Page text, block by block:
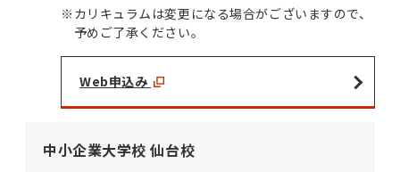
※ カリキュラムは変更になる場合がございますので、
予めご了承ください。
Web申込み
中小企業大学校 仙台校